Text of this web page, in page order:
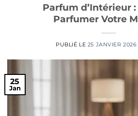
Parfum d’Intérieur :
Parfumer Votre
PUBLIÉ LE 25 JANVIER 2026
25
Jan